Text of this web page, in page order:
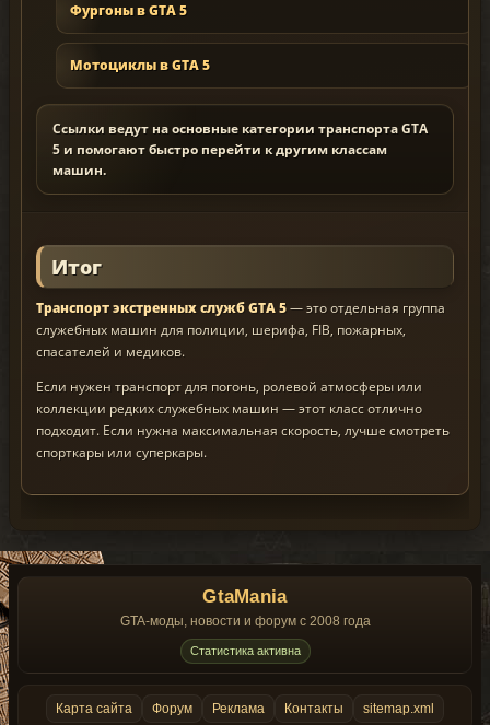
Фургоны в GTA 5
Мотоциклы в GTA 5
Ссылки ведут на основные категории транспорта GTA
5 и помогают быстро перейти к другим классам
машин.
Итог
Транспорт экстренных служб GTA 5— это отдельная группа
служебных машин для полиции, шерифа, FIB, пожарных,
спасателей и медиков.
Если нужен транспорт для погонь, ролевой атмосферы или
коллекции редких служебных машин — этот класс отлично
подходит. Если нужна максимальная скорость, лучше смотреть
спорткары или суперкары.
GtaMania
GTA-моды, новости и форум с 2008 года
Статистика активна
Карта сайта Форум Реклама Контакты sitemap.xml